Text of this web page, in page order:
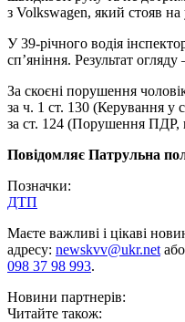
з Volkswagen, який стояв на
У 39-річного водія
сп’яніння. Результат
За скоєні порушення
за ч. 1 ст. 130 (Керування у
за ст. 124 (Порушення
Повідомляє Патрульна
Позначки:
ДТП
Маєте важливі і цікаві
адресу: newskvv@ukr.net
098 37 98 993.
Новини партнерів:
Читайте також: